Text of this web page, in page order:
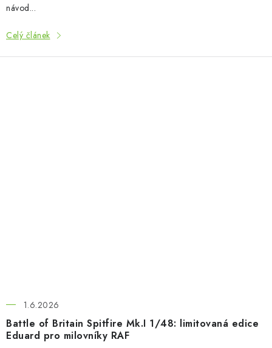
návod...
Celý článek
Battle of Britain Spitfire Mk.I 1/48: limitovaná edice
Eduard pro milovníky RAF
1.6.2026